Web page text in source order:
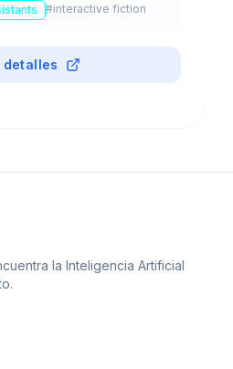
#interactive fiction
detalles
la Inteligencia Artificial